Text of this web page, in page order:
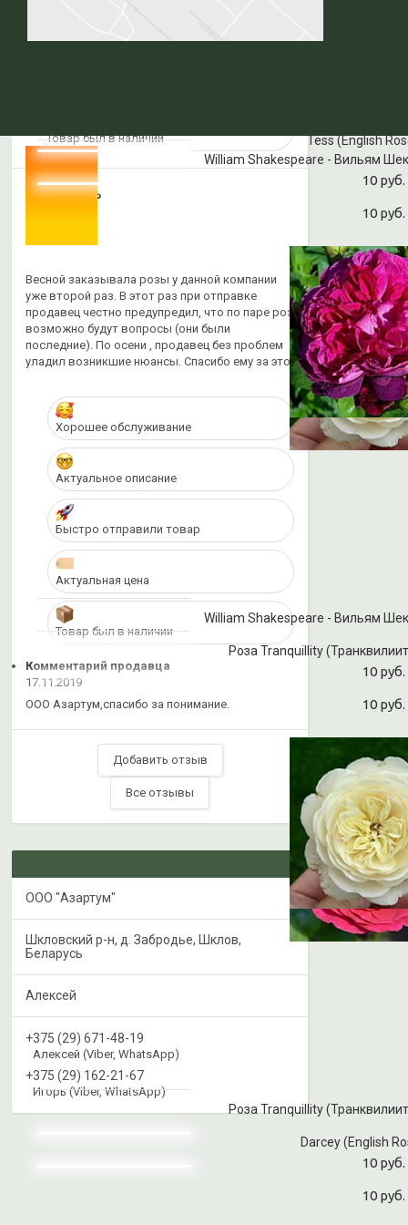
William Shakespeare - Вильям
10 руб.
Роза Tranquillity
10 руб.
Darcey (English
10 руб.
Tess (English
10 руб.
William Shakespeare - Вильям
10 руб.
Роза Tranquillity
10 руб.
Товар был в наличии
Покупатель
Весной заказывала розы у данной компании
уже второй раз. В этот раз при отправке
продавец честно предупредил, что по паре роз
возможно будут вопросы (они были
последние). По осени , продавец без проблем
уладил возникшие нюансы. Спасибо ему за это.
Хорошее обслуживание
Актуальное описание
Быстро отправили товар
Актуальная цена
Товар был в наличии
Комментарий продавца
17.11.2019
ООО Азартум,спасибо за понимание.
Добавить отзыв
Все отзывы
ООО "Азартум"
Шкловский р-н, д. Забродье, Шклов,
Беларусь
Алексей
+375 (29) 671-48-19
Алексей (Viber, WhatsApp)
+375 (29) 162-21-67
Игорь (Viber, WhatsApp)